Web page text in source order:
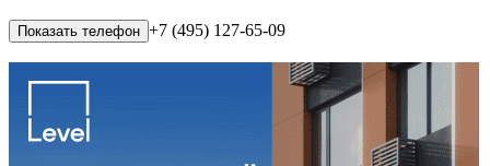
Показать телефон +7 (495) 127-65-09